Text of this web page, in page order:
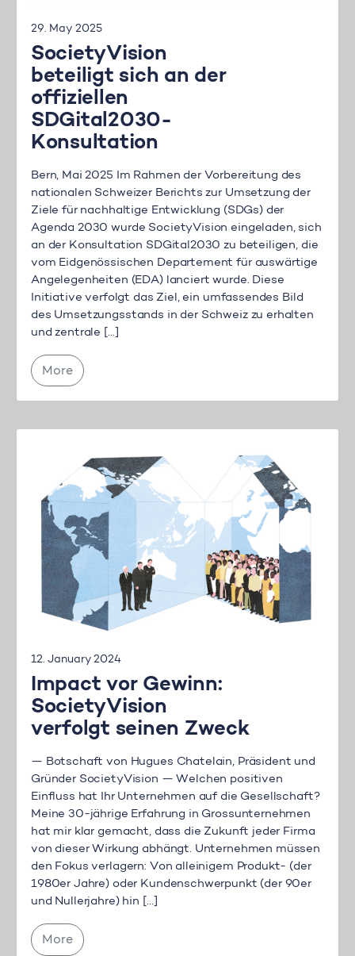
29. May 2025
SocietyVision
beteiligt sich an der
offiziellen
SDGital2030-
Konsultation
Bern, Mai 2025 Im Rahmen der Vorbereitung des
nationalen Schweizer Berichts zur Umsetzung der
Ziele für nachhaltige Entwicklung (SDGs) der
Agenda 2030 wurde SocietyVision eingeladen, sich
an der Konsultation SDGital2030 zu beteiligen, die
vom Eidgenössischen Departement für auswärtige
Angelegenheiten (EDA) lanciert wurde. Diese
Initiative verfolgt das Ziel, ein umfassendes Bild
des Umsetzungsstands in der Schweiz zu erhalten
und zentrale […]
More
12. January 2024
Impact vor Gewinn:
SocietyVision
verfolgt seinen Zweck
— Botschaft von Hugues Chatelain, Präsident und
Gründer SocietyVision — Welchen positiven
Einfluss hat Ihr Unternehmen auf die Gesellschaft?
Meine 30-jährige Erfahrung in Grossunternehmen
hat mir klar gemacht, dass die Zukunft jeder Firma
von dieser Wirkung abhängt. Unternehmen müssen
den Fokus verlagern: Von alleinigem Produkt- (der
1980er Jahre) oder Kundenschwerpunkt (der 90er
und Nullerjahre) hin […]
More